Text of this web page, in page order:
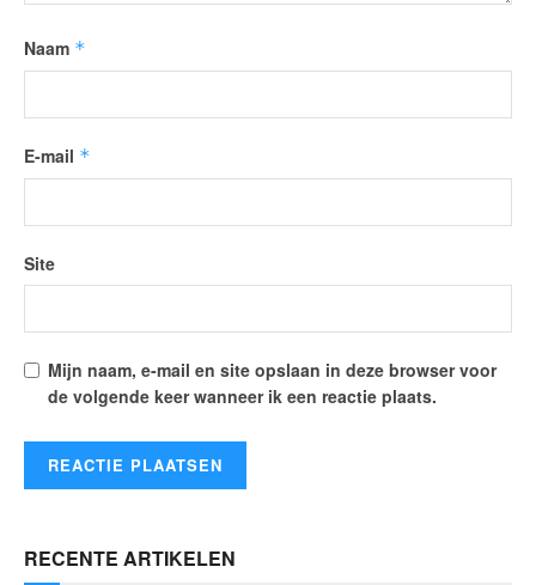
Naam *
E-mail *
Site
Mijn naam, e-mail en site opslaan in deze browser voor
de volgende keer wanneer ik een reactie plaats.
RECENTE ARTIKELEN